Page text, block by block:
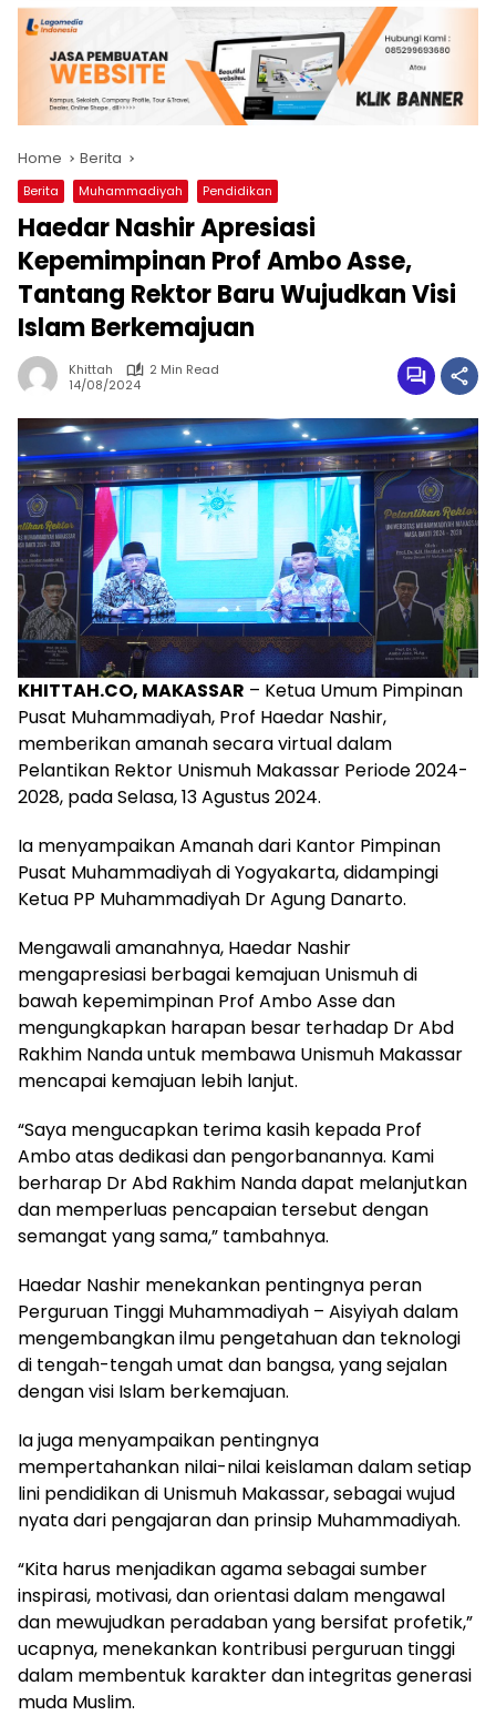
Home Berita
Berita Muhammadiyah Pendidikan
Haedar Nashir Apresiasi
Kepemimpinan Prof Ambo Asse,
Tantang Rektor Baru Wujudkan Visi
Islam Berkemajuan
Khittah
2 Min Read
14/08/2024
KHITTAH.CO, MAKASSAR – Ketua Umum Pimpinan
Pusat Muhammadiyah, Prof Haedar Nashir,
memberikan amanah secara virtual dalam
Pelantikan Rektor Unismuh Makassar Periode 2024-
2028, pada Selasa, 13 Agustus 2024.
Ia menyampaikan Amanah dari Kantor Pimpinan
Pusat Muhammadiyah di Yogyakarta, didampingi
Ketua PP Muhammadiyah Dr Agung Danarto.
Mengawali amanahnya, Haedar Nashir
mengapresiasi berbagai kemajuan Unismuh di
bawah kepemimpinan Prof Ambo Asse dan
mengungkapkan harapan besar terhadap Dr Abd
Rakhim Nanda untuk membawa Unismuh Makassar
mencapai kemajuan lebih lanjut.
“Saya mengucapkan terima kasih kepada Prof
Ambo atas dedikasi dan pengorbanannya. Kami
berharap Dr Abd Rakhim Nanda dapat melanjutkan
dan memperluas pencapaian tersebut dengan
semangat yang sama,” tambahnya.
Haedar Nashir menekankan pentingnya peran
Perguruan Tinggi Muhammadiyah – Aisyiyah dalam
mengembangkan ilmu pengetahuan dan teknologi
di tengah-tengah umat dan bangsa, yang sejalan
dengan visi Islam berkemajuan.
Ia juga menyampaikan pentingnya
mempertahankan nilai-nilai keislaman dalam setiap
lini pendidikan di Unismuh Makassar, sebagai wujud
nyata dari pengajaran dan prinsip Muhammadiyah.
“Kita harus menjadikan agama sebagai sumber
inspirasi, motivasi, dan orientasi dalam mengawal
dan mewujudkan peradaban yang bersifat profetik,”
ucapnya, menekankan kontribusi perguruan tinggi
dalam membentuk karakter dan integritas generasi
muda Muslim.